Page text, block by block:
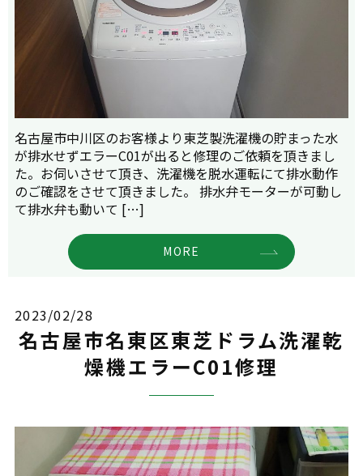
名古屋市中川区のお客様より東芝製洗濯機の貯まった水
が排水せずエラーC01が出ると修理のご依頼を頂きまし
た。お伺いさせて頂き、洗濯機を脱水運転にて排水動作
のご確認をさせて頂きました。 排水弁モーターが可動し
て排水弁も動いて […]
MORE
2023/02/28
名古屋市名東区東芝ドラム洗濯乾
燥機エラーC01修理